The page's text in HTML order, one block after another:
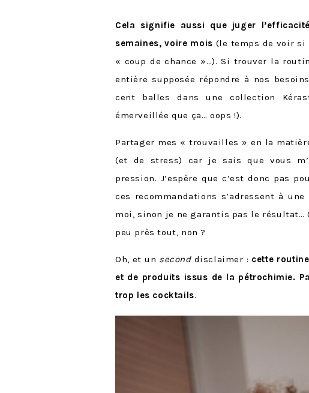
Cela signifie aussi que juger
semaines, voire mois (le temps de voir si
« coup de chance »…). Si trouver la
entière supposée répondre à nos
cent balles dans une collection
émerveillée que ça… oops !).
Partager mes « trouvailles » en la
(et de stress) car je sais que vous
pression. J’espère que c’est donc pas
ces recommandations s’adressent à
moi, sinon je ne garantis pas le
peu près tout, non ?
Oh, et un seconddisclaimer : cette
et de produits issus de la pétrochimie.
trop les cocktails.